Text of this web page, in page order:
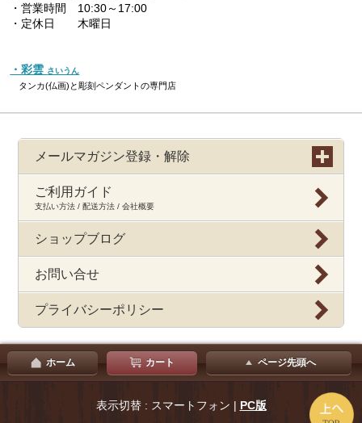
・営業時間 10:30～17:00
・定休日 木曜日
・彩雲 さいうん
タンカ(仏画)と彫刻ペンダントの専門店
メールマガジン登録・解除
ご利用ガイド
支払い方法 / 配送方法 / 会社概要
ショップブログ
お問い合せ
プライバシーポリシー
ホーム カート ページ先頭へ
表示切替 : スマートフォン | PC版